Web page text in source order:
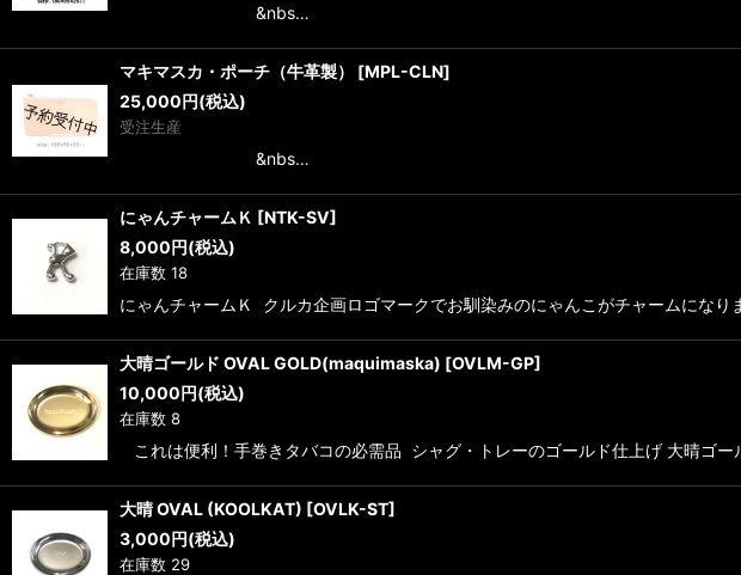
&nbs…
マキマスカ・ポーチ（牛革製） [MPL-CLN]
25,000円(税込)
受注生産
&nbs…
にゃんチャームＫ [NTK-SV]
8,000円(税込)
在庫数 18
にゃんチャームＫ クルカ企画ロゴマークでお馴染みのにゃんこがチャーム
大晴ゴールド OVAL GOLD(maquimaska) [OVLM-GP]
10,000円(税込)
在庫数 8
これは便利！手巻きタバコの必需品 シャグ・トレーのゴールド仕上げ 大晴ゴ
大晴 OVAL (KOOLKAT) [OVLK-ST]
3,000円(税込)
在庫数 29